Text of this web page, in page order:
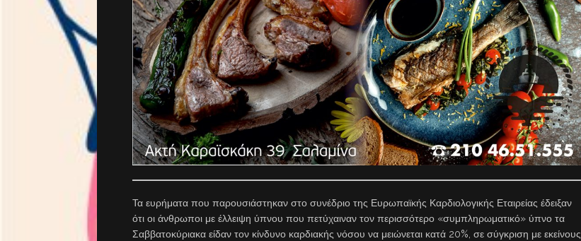
Τα ευρήματα που παρουσιάστηκαν στο συνέδριο της Ευρωπαϊκής Καρδιολογικής Εταιρείας έδειξαν
ότι οι άνθρωποι με έλλειψη ύπνου που πετύχαιναν τον περισσότερο «συμπληρωματικό» ύπνο τα
Σαββατοκύριακα είδαν τον κίνδυνο καρδιακής νόσου να μειώνεται κατά 20%, σε σύγκριση με εκείνους